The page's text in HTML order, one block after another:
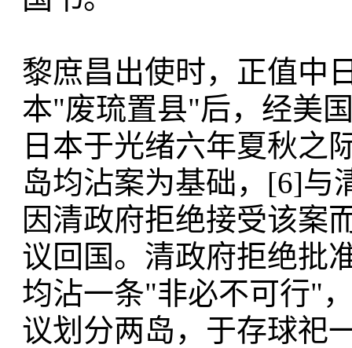
黎庶昌出使时，正值中
本"废琉置县"后，经美
日本于光绪六年夏秋之
岛均沾案为基础，[6]与
因清政府拒绝接受该案
议回国。清政府拒绝批
均沾一条"非必不可行"
议划分两岛，于存球祀